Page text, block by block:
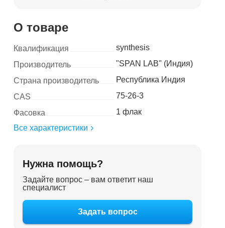
О товаре
Квалификация
synthesis
Производитель
"SPAN LAB" (Индия)
Страна производитель
Республика Индия
CAS
75-26-3
Фасовка
1 флак
Все характеристики
Нужна помощь?
Задайте вопрос – вам ответит наш
специалист
Задать вопрос